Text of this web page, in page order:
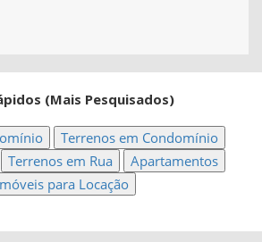
(Mais Pesquisados)
Terrenos em Condomínio
Terrenos em Rua
Apartamentos
para Locação